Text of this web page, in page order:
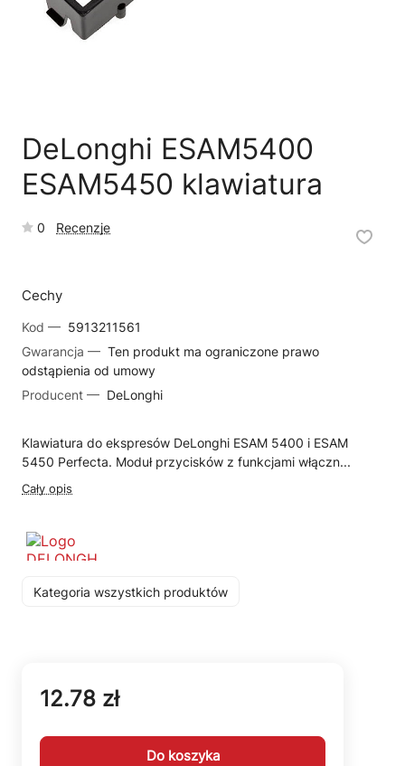
DeLonghi ESAM5400
ESAM5450 klawiatura
0 Recenzje
Cechy
Kod — 5913211561
Gwarancja — Ten produkt ma ograniczone prawo
odstąpienia od umowy
Producent — DeLonghi
Klawiatura do ekspresów DeLonghi ESAM 5400 i ESAM
5450 Perfecta. Moduł przycisków z funkcjami włączn...
Cały opis
Kategoria wszystkich produktów
12.78 zł
Do koszyka
🗹 Reklamacja naprawy